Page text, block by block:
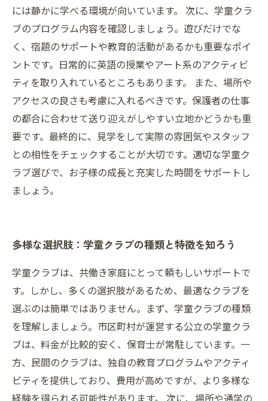
には静かに学べる環境が向いています。 次に、学童クラ
ブのプログラム内容を確認しましょう。遊びだけでな
く、宿題のサポートや教育的活動があるかも重要なポイ
ントです。日常的に英語の授業やアート系のアクティビ
ティを取り入れているところもあります。 また、場所や
アクセスの良さも考慮に入れるべきです。保護者の仕事
の都合に合わせて送り迎えがしやすい立地かどうかも重
要です。最終的に、見学をして実際の雰囲気やスタッフ
との相性をチェックすることが大切です。適切な学童ク
ラブ選びで、お子様の成長と充実した時間をサポートし
ましょう。
多様な選択肢：学童クラブの種類と特徴を知ろう
学童クラブは、共働き家庭にとって頼もしいサポートで
す。しかし、多くの選択肢があるため、最適なクラブを
選ぶのは簡単ではありません。まず、学童クラブの種類
を理解しましょう。市区町村が運営する公立の学童クラ
ブは、料金が比較的安く、保育士が常駐しています。一
方、民間のクラブは、独自の教育プログラムやアクティ
ビティを提供しており、費用が高めですが、より多様な
経験を得られる可能性があります。 次に、場所や通学の